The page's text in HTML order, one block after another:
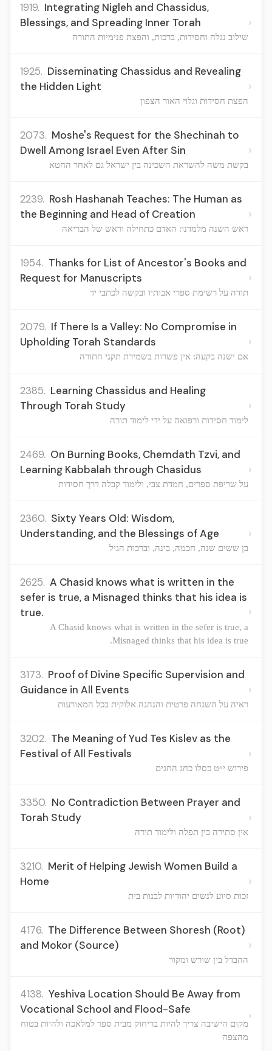
1919. Integrating Nigleh and Chassidus,
Blessings, and Spreading Inner Torah
שילוב נגלה וחסידות, ברכות, והפצת פנימיות התורה
›
1925. Disseminating Chassidus and Revealing
the Hidden Light
הפצת חסידות וגלוי האור הצפון
›
2073. Moshe's Request for the Shechinah to
Dwell Among Israel Even After Sin
בקשת משה להשראת השכינה בין ישראל גם לאחר החטא
›
2239. Rosh Hashanah Teaches: The Human as
the Beginning and Head of Creation
ראש השנה מלמדנו: האדם כתחילה וראש של הבריאה
›
1954. Thanks for List of Ancestor's Books and
Request for Manuscripts
תודה על רשימת ספרי אבותיו ובקשה לכתבי יד
›
2079. If There Is a Valley: No Compromise in
Upholding Torah Standards
אם ישנה בקעה: אין פשרות בשמירת תקני התורה
›
2385. Learning Chassidus and Healing
Through Torah Study
לימוד חסידות ורפואה על ידי לימוד תורה
›
2469. On Burning Books, Chemdath Tzvi, and
Learning Kabbalah through Chasidus
על שריפת ספרים, חמדת צבי, ולימוד קבלה דרך חסידות
›
2360. Sixty Years Old: Wisdom,
Understanding, and the Blessings of Age
בן ששים שנה, חכמה, בינה, וברכות הגיל
›
2625. A Chasid knows what is written in the
sefer is true, a Misnaged thinks that his idea is
true.
A Chasid knows what is written in the sefer is true, a
Misnaged thinks that his idea is true.
›
3173. Proof of Divine Specific Supervision and
Guidance in All Events
ראיה על השגחה פרטית והנהגה אלוקית בכל המאורעות
›
3202. The Meaning of Yud Tes Kislev as the
Festival of All Festivals
פירוש י״ט כסלו כחג החגים
›
3350. No Contradiction Between Prayer and
Torah Study
אין סתירה בין תפלה ולימוד תורה
›
3210. Merit of Helping Jewish Women Build a
Home
זכות סיוע לנשים יהודיות לבנות בית
›
4176. The Difference Between Shoresh (Root)
and Mokor (Source)
ההבדל בין שורש ומקור
›
4138. Yeshiva Location Should Be Away from
Vocational School and Flood-Safe
מקום הישיבה צריך להיות בריחוק מבית ספר למלאכה ולהיות בטוח
מהצפה
›